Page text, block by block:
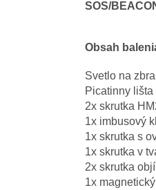
SOS/
Obsah
Svetlo na
Picatinny
2x skrutka
1x imbusový
1x skrutka s
1x skrutka v
2x skrutka
1x